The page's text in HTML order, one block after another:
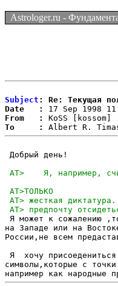
Astrologer.ru -
Subject : Re: Текущая
Date   :
From   :
To     :
Albert R.
Добрый день!
Я может к сожалению
на Западе или на
России,не всем
Я  хочу
символы,которые с